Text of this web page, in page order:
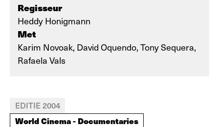
Regisseur
Heddy Honigmann
Met
Karim Novoak, David Oquendo, Tony Sequera,
Rafaela Vals
EDITIE 2004
World Cinema - Documentaries